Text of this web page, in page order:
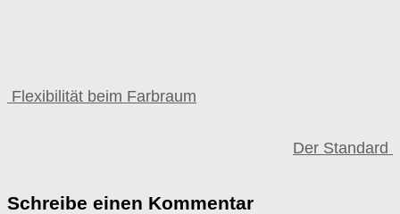
Flexibilität beim Farbraum
Der Standard
Schreibe einen Kommentar